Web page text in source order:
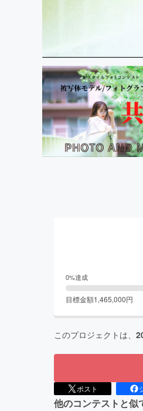
0%達成
目標金額1,465,000円
このプロジェクトは、
ポスト
他のコンテストと似